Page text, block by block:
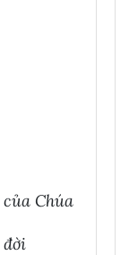
Chúa
đời